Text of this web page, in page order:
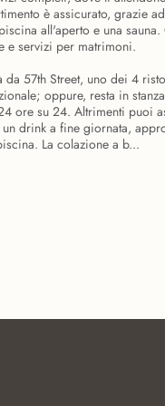
è assicurato, grazie
all'aperto e una
e servizi per matrimoni.
da 57th Street, uno dei 4
oppure, resta in
ore su 24. Altrimenti puoi
drink a fine giornata,
La colazione a b...